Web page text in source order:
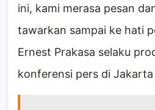
ini, kami merasa pesan
tawarkan sampai ke hati
Ernest Prakasa selaku
konferensi pers di Jakarta